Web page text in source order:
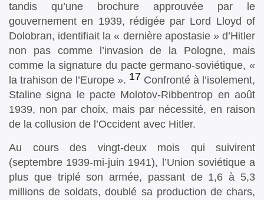
tandis qu’une brochure approuvée par le
gouvernement en 1939, rédigée par Lord Lloyd of
Dolobran, identifiait la « dernière apostasie » d’Hitler
non pas comme l’invasion de la Pologne, mais
comme la signature du pacte germano-soviétique, «
la trahison de l’Europe ». 17 Confronté à l’isolement,
Staline signa le pacte Molotov-Ribbentrop en août
1939, non par choix, mais par nécessité, en raison
de la collusion de l’Occident avec Hitler.
Au cours des vingt-deux mois qui suivirent
(septembre 1939-mi-juin 1941), l’Union soviétique a
plus que triplé son armée, passant de 1,6 à 5,3
millions de soldats, doublé sa production de chars,